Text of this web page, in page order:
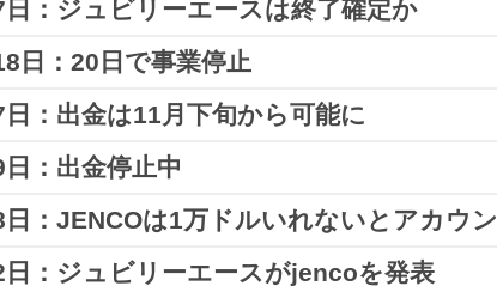
換できている方は、BiKiを利用した方が多い
ぎる ことがわかりました。
切りで上限額が引き上げられていくようです。
アクアウォレットへの 着金は独自通貨であるAQN
ネーロンダリングの疑いを避ける為」ということ
入金したならば、BTCで出金させて欲しいと思うの
：ジュビリーエースは終了確定か
ビーによるZOOMによると、ほぼ終了が確定とのこ
日：20日で事業停止
ュビリーエースグループ全体の事業一時停止」が発表
：出金は11月下旬から可能に
月末から出金停止が続いていますが、出金再開は11
：出金停止中
年9月24日から出金停止となっているようです。
：JENCOは1万ドルいれないとアカウ
プランとして稼働し始めている「JENCO」。
日：ジュビリーエースがjencoを発表